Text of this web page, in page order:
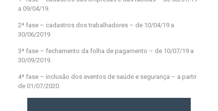
a 09/04/19.
2ª fase – cadastros dos trabalhadores – de 10/04/19 a
30/06/2019.
3ª fase – fechamento da folha de pagamento – de 10/07/19 a
30/09/2019.
4ª fase – inclusão dos eventos de saúde e segurança – a partir
de 01/07/2020.